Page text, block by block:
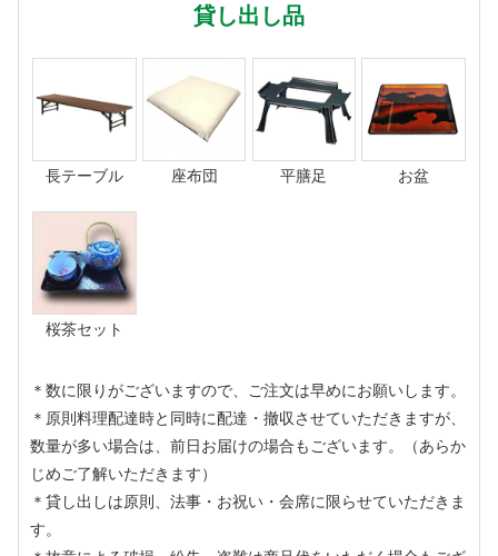
貸し出し品
長テーブル 座布団 平膳足 お盆
桜茶セット
＊数に限りがございますので、ご注文は早めにお願いします。
＊原則料理配達時と同時に配達・撤収させていただきますが、
数量が多い場合は、前日お届けの場合もございます。（あらか
じめご了解いただきます）
＊貸し出しは原則、法事・お祝い・会席に限らせていただきま
す。